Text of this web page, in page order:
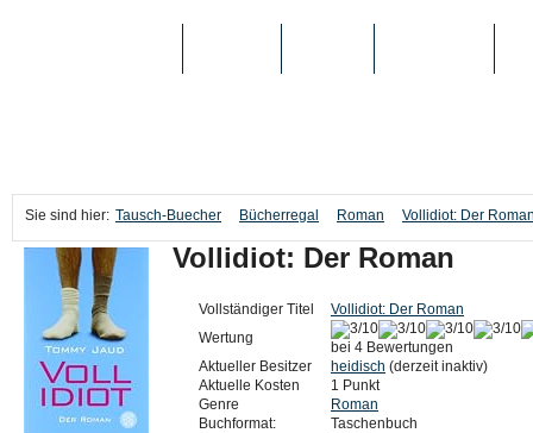
Sie sind hier: Tausch-Buecher Bücherregal Roman Vollidiot: Der
Vollidiot: Der Roman
Vollständiger Titel
Vollidiot: Der Roman
Wertung
bei 4 Bewertungen
Aktueller Besitzer
heidisch (derzeit inaktiv)
Aktuelle Kosten
1 Punkt
Genre
Roman
Buchformat:
Taschenbuch